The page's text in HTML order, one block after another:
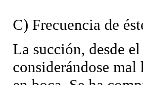
C) Frecuencia de
La succión, desde
considerándose mal